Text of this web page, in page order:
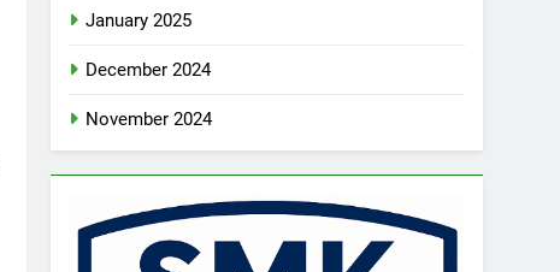
January 2025
December 2024
November 2024